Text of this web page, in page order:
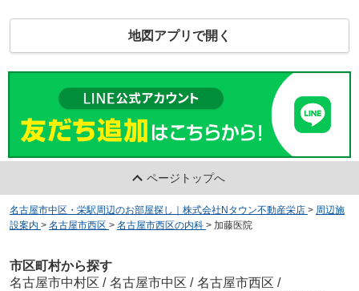
地図アプリで開く
ページトップへ
名古屋市中区・栄駅周辺のお部屋探し｜株式会社Nタウン不動産栄店 > 周辺施
設案内 > 名古屋市西区 > 名古屋市西区の内科 > 加藤医院
市区町村から探す
名古屋市中村区 / 名古屋市中区 / 名古屋市西区 /